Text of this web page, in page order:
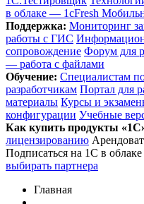
в облаке — 1cFresh
Поддержка: Мониторинг
работы с ГИС
сопровождение Форум для
— работа с файлами
Обучение: Cпециалистам
разработчикам Портал для
материалы Курсы и
конфигурации Учебные
Как купить продукты
лицензированию
Подписаться на 1С в облаке
выбирать партнера
Главная